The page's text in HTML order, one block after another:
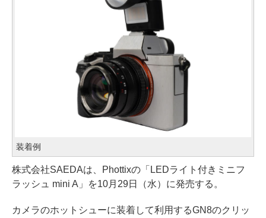
装着例
株式会社SAEDAは、Phottixの「LEDライト付きミニフ
ラッシュ mini A」を10月29日（水）に発売する。
カメラのホットシューに装着して利用するGN8のクリッ